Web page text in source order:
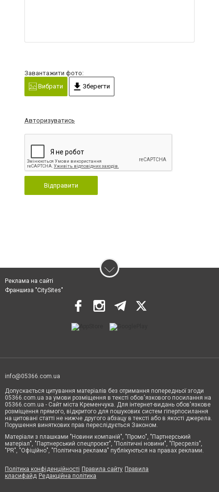
Завантажити фото:
Вибрати
Зберегти
Авторизуватись
Відправити
Реклама на сайті
Франшиза "CitySites"
info@05366.com.ua
Допускається цитування матеріалів без отримання попередньої згоди
05366.com.ua за умови розміщення в тексті обов'язкового посилання на
05366.com.ua - Сайт міста Кременчука. Для інтернет-видань обов'язкове
розміщення прямого, відкритого для пошукових систем гіперпосилання
на цитовані статті не нижче другого абзацу в тексті або в якості джерела.
Порушення виняткових прав переслідується Законом.
Матеріали з плашками "Новини компаній", "Промо", "Партнерський
матеріал", "Партнерський спецпроєкт", "Політичні новини", "Пресреліз",
"PR", "Офіційно", "Політична реклама" публікуються на правах реклами.
Політика конфіденційності Правила сайту Правила
класифайд Редакційна політика